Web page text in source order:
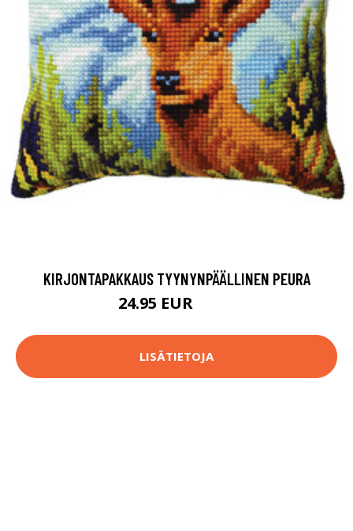
KIRJONTAPAKKAUS TYYNYNPÄÄLLINEN PEURA
24.95 EUR
LISÄTIETOJA